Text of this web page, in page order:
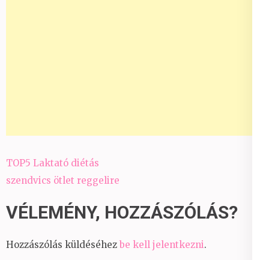
Bejegyzés
navigáció
TOP5 Laktató diétás
szendvics ötlet reggelire
VÉLEMÉNY, HOZZÁSZÓLÁS?
Hozzászólás küldéséhez be kell jelentkezni.